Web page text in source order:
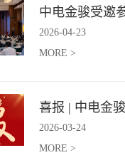
2026-04-23
MORE >
2026-03-24
MORE >